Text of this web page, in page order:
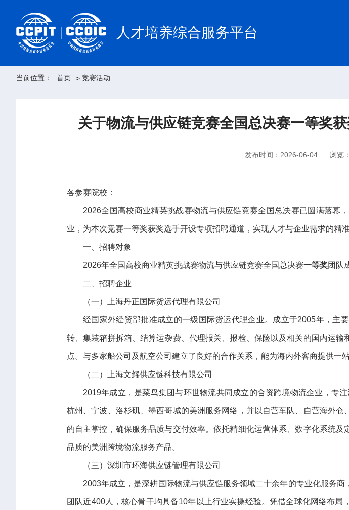
人才培养综合服务平台
当前位置： 首页 > 竞赛活动
关于物流与供应链竞赛全国总决赛一等奖
发布时间：2026-06-04 浏览
各参赛院校：
2026全国高校商业精英挑战赛物流与供应链竞赛全国总决赛已圆满落幕
业，为本次竞赛一等奖获奖选手开设专项招聘通道，实现人才与企业需求的精
一、招聘对象
2026年全国高校商业精英挑战赛物流与供应链竞赛全国总决赛一等奖团队
二、招聘企业
（一）上海丹正国际货运代理有限公司
经国家外经贸部批准成立的一级国际货运代理企业。成立于2005年，主
转、集装箱拼拆箱、结算运杂费、代理报关、报检、保险以及相关的国内运
点。与多家船公司及航空公司建立了良好的合作关系，能为海内外客商提供一
（二）上海文鳐供应链科技有限公司
2019年成立，是菜鸟集团与环世物流共同成立的合资跨境物流企业，专
杭州、宁波、洛杉矶、墨西哥城的美洲服务网络，并以自营车队、自营海外
的自主掌控，确保服务品质与交付效率。依托精细化运营体系、数字化系统
品质的美洲跨境物流服务产品。
（三）深圳市环海供应链管理有限公司
2003年成立，是深耕国际物流与供应链服务领域二十余年的专业化服务
团队近400人，核心骨干均具备10年以上行业实操经验。凭借全球化网络布